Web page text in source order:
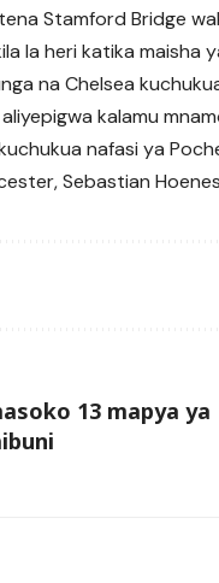
Stamford Bridge
la heri katika maisha
na Chelsea
kalamu
nafasi ya
Sebastian
13 mapya ya